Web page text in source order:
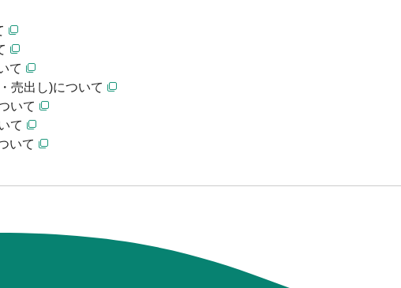
て
売出し)について
いて
て
いて